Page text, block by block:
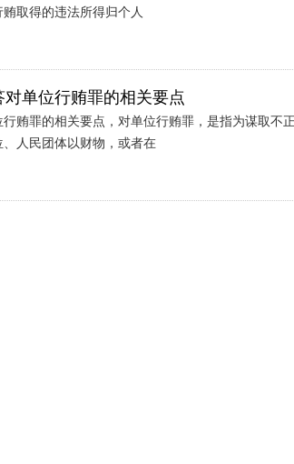
取得的违法所得归个人
单位行贿罪的相关要点
贿罪的相关要点，对单位行贿罪，是指为谋取不
人民团体以财物，或者在